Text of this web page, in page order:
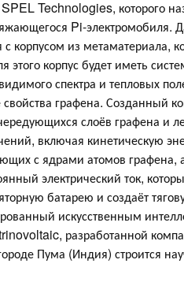
Technologies, которого
Pi-электромобиля.
корпусом из метаматериала,
этого корпус будет иметь
спектра и тепловых
свойства графена.
слоёв графена и
включая кинетическую
с ядрами атомов графена,
электрический ток,
батарею и создаёт
искусственным
разработанной
Пума (Индия) строится